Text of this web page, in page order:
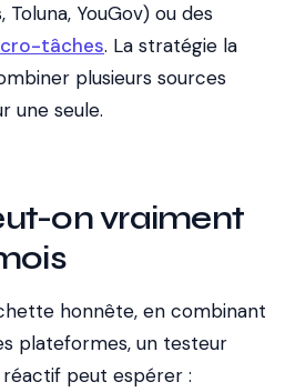
Toluna, YouGov) ou des
tâches. La stratégie la
plusieurs sources
une seule.
on vraiment
honnête, en combinant
plateformes, un testeur
peut espérer :